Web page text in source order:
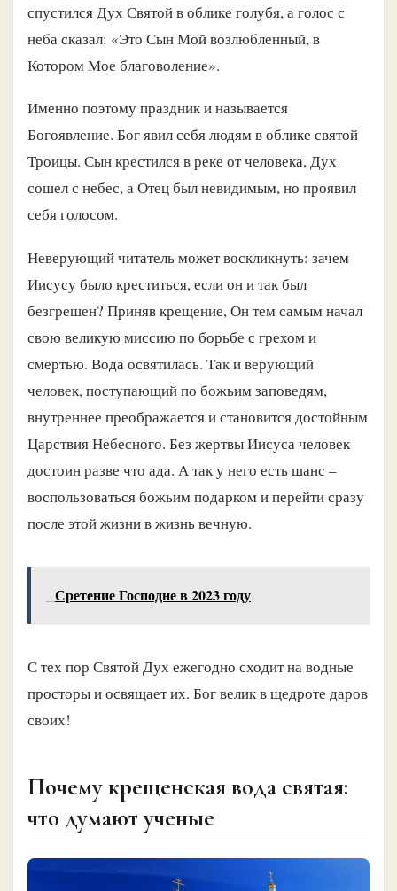
спустился Дух Святой в облике голубя, а голос с
неба сказал: «Это Сын Мой возлюбленный, в
Котором Мое благоволение».
Именно поэтому праздник и называется
Богоявление. Бог явил себя людям в облике святой
Троицы. Сын крестился в реке от человека, Дух
сошел с небес, а Отец был невидимым, но проявил
себя голосом.
Неверующий читатель может воскликнуть: зачем
Иисусу было креститься, если он и так был
безгрешен? Приняв крещение, Он тем самым начал
свою великую миссию по борьбе с грехом и
смертью. Вода освятилась. Так и верующий
человек, поступающий по божьим заповедям,
внутреннее преображается и становится достойным
Царствия Небесного. Без жертвы Иисуса человек
достоин разве что ада. А так у него есть шанс –
воспользоваться божьим подарком и перейти сразу
после этой жизни в жизнь вечную.
Сретение Господне в 2023 году
С тех пор Святой Дух ежегодно сходит на водные
просторы и освящает их. Бог велик в щедроте даров
своих!
Почему крещенская вода святая:
что думают ученые